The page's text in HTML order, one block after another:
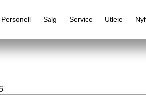
Personell Salg Service Utleie